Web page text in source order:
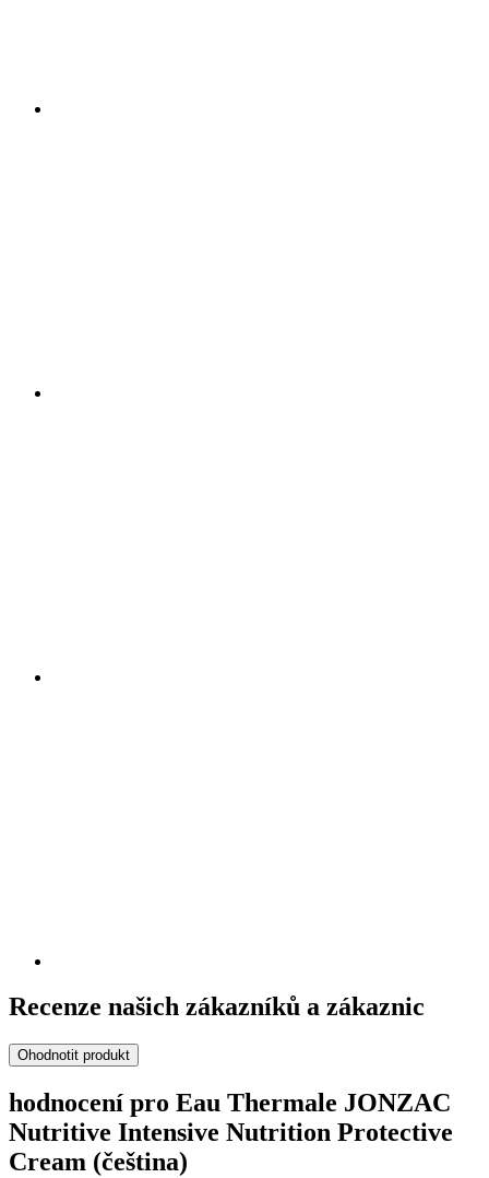
Recenze našich zákazníků a zákaznic
Ohodnotit produkt
hodnocení pro Eau Thermale JONZAC
Nutritive Intensive Nutrition Protective
Cream (čeština)